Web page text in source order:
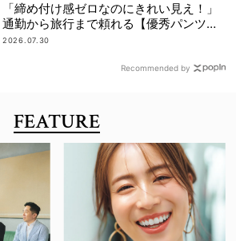
「締め付け感ゼロなのにきれい見え！」
通勤から旅行まで頼れる【優秀パンツ】
4選
2026.07.30
Recommended by
FEATURE